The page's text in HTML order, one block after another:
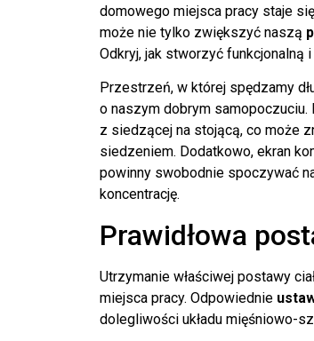
domowego miejsca pracy staje
może nie tylko zwiększyć naszą
Odkryj, jak stworzyć funkcjonalną
Przestrzeń, w której spędzamy
o naszym dobrym
z siedzącej na stojącą, co może
siedzeniem. Dodatkowo, ekran
powinny swobodnie spoczywać
koncentrację.
Prawidłowa
Utrzymanie właściwej postawy
miejsca pracy. Odpowiednie
dolegliwości układu mięśniowo-